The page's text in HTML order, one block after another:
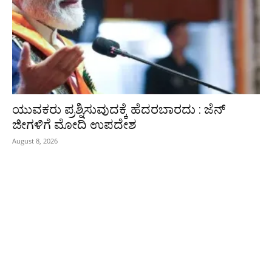
ಯುವಕರು ಪ್ರಶ್ನಿಸುವುದಕ್ಕೆ ಹೆದರಬಾರದು : ಜೆನ್‌
ಜೀಗಳಿಗೆ ಮೋದಿ ಉಪದೇಶ
August 8, 2026